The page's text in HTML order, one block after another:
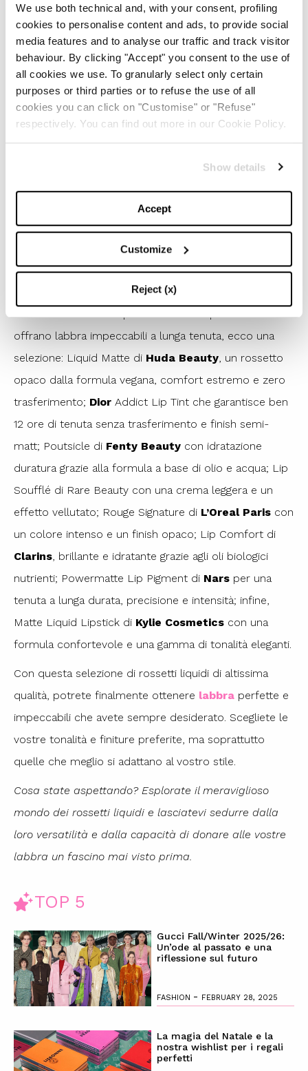
We use both technical and, with your consent, profiling
cookies to personalise content and ads, to provide social
media features and to analyse our traffic and track visitor
behaviour. By clicking "Accept" you consent to the use of
all cookies we use. To granularly select only certain
purposes or third parties or to refuse the use of all
cookies you can click on "Customise" or "Refuse"
respectively. You can find out more in our Cookie Policy.
Show details
Accept
Customize
Reject (x)
KYLIE COSMETICS
1/8
offrano labbra impeccabili a lunga tenuta, ecco una
selezione: Liquid Matte di Huda Beauty , un rossetto
opaco dalla formula vegana, comfort estremo e zero
trasferimento; Dior Addict Lip Tint che garantisce ben
12 ore di tenuta senza trasferimento e finish semi-
matt; Poutsicle di Fenty Beauty con idratazione
duratura grazie alla formula a base di olio e acqua; Lip
Soufflé di Rare Beauty con una crema leggera e un
effetto vellutato; Rouge Signature di L’Oreal Paris con
un colore intenso e un finish opaco; Lip Comfort di
Clarins , brillante e idratante grazie agli oli biologici
nutrienti; Powermatte Lip Pigment di Nars per una
tenuta a lunga durata, precisione e intensità; infine,
Matte Liquid Lipstick di Kylie Cosmetics con una
formula confortevole e una gamma di tonalità eleganti.
Con questa selezione di rossetti liquidi di altissima
qualità, potrete finalmente ottenere labbra perfette e
impeccabili che avete sempre desiderato. Scegliete le
vostre tonalità e finiture preferite, ma soprattutto
quelle che meglio si adattano al vostro stile.
Cosa state aspettando? Esplorate il meraviglioso
mondo dei rossetti liquidi e lasciatevi sedurre dalla
loro versatilità e dalla capacità di donare alle vostre
labbra un fascino mai visto prima.
TOP 5
Gucci Fall/Winter 2025/26:
Un’ode al passato e una
riflessione sul futuro
FASHION - FEBRUARY 28, 2025
La magia del Natale e la
nostra wishlist per i regali
perfetti